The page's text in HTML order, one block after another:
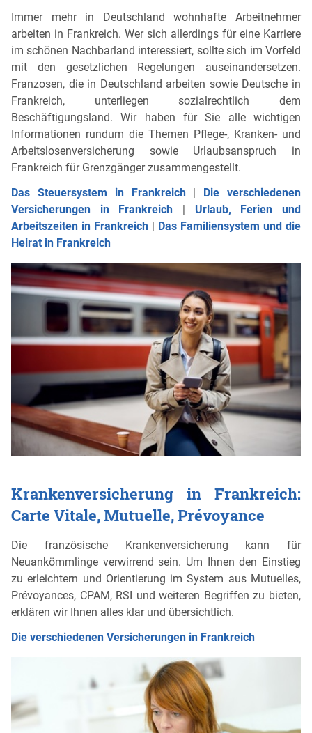
Immer mehr in Deutschland wohnhafte Arbeitnehmer
arbeiten in Frankreich. Wer sich allerdings für eine Karriere
im schönen Nachbarland interessiert, sollte sich im Vorfeld
mit den gesetzlichen Regelungen auseinandersetzen.
Franzosen, die in Deutschland arbeiten sowie Deutsche in
Frankreich, unterliegen sozialrechtlich dem
Beschäftigungsland. Wir haben für Sie alle wichtigen
Informationen rundum die Themen Pflege-, Kranken- und
Arbeitslosenversicherung sowie Urlaubsanspruch in
Frankreich für Grenzgänger zusammengestellt.
Das Steuersystem in Frankreich| Die verschiedenen
Versicherungen in Frankreich | Urlaub, Ferien und
Arbeitszeiten in Frankreich | Das Familiensystem und die
Heirat in Frankreich
Krankenversicherung in Frankreich:
Carte Vitale, Mutuelle, Prévoyance
Die französische Krankenversicherung kann für
Neuankömmlinge verwirrend sein. Um Ihnen den Einstieg
zu erleichtern und Orientierung im System aus Mutuelles,
Prévoyances, CPAM, RSI und weiteren Begriffen zu bieten,
erklären wir Ihnen alles klar und übersichtlich.
Die verschiedenen Versicherungen in Frankreich